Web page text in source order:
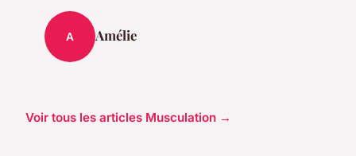
A Amélie
Voir tous les articles Musculation →